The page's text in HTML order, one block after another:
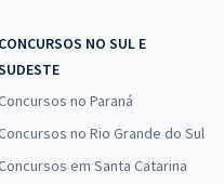
413: Analista de Trânsito -
Trânsito
vista
18,65
CONCURSOS NO SUL E
no Paraná
no Rio Grande do Sul
em Santa Catarina